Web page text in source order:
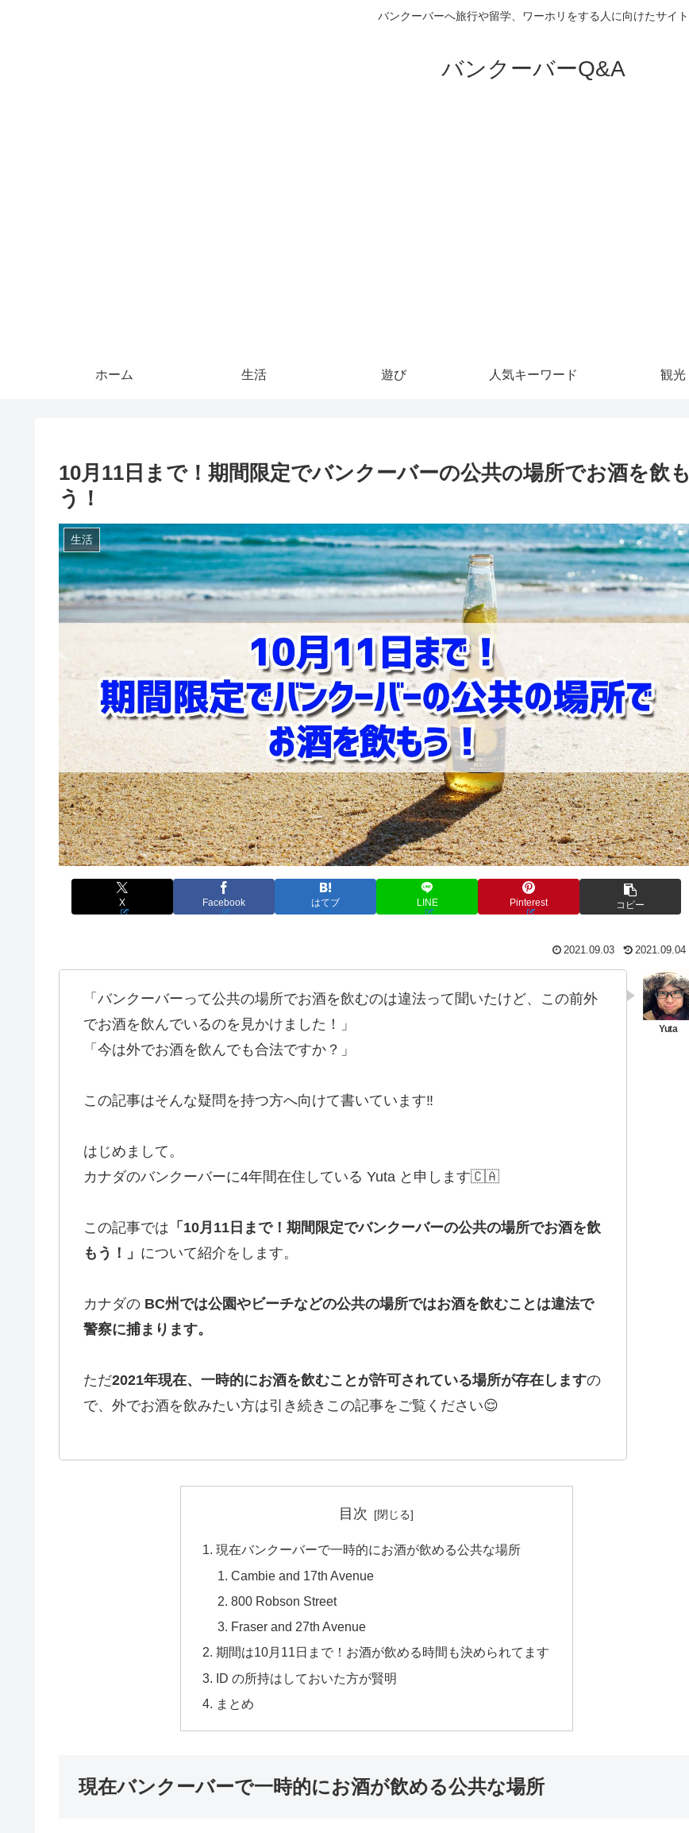
バンクーバーへ旅行や留学、ワーホリをする人に向けたサイト
バンクーバーQ&A
ホーム 生活 遊び 人気キーワード 観光
10月11日まで！期間限定でバンクーバーの公共の場所でお酒を飲も
う！
生活
X Facebook はてブ LINE Pinterest コピー
2021.09.03 2021.09.04
「バンクーバーって公共の場所でお酒を飲むのは違法って聞いたけど、この前外
でお酒を飲んでいるのを見かけました！」
「今は外でお酒を飲んでも合法ですか？」
この記事はそんな疑問を持つ方へ向けて書いています‼️
はじめまして。
カナダのバンクーバーに4年間在住している Yuta と申します🇨🇦
この記事では 「10月11日まで！期間限定でバンクーバーの公共の場所でお酒を飲
もう！」 について紹介をします。
カナダの BC州では公園やビーチなどの公共の場所ではお酒を飲むことは違法で
警察に捕まります。
ただ2021年現在、一時的にお酒を飲むことが許可されている場所が存在しますの
で、外でお酒を飲みたい方は引き続きこの記事をご覧ください😌
目次
現在バンクーバーで一時的にお酒が飲める公共な場所
Cambie and 17th Avenue
800 Robson Street
Fraser and 27th Avenue
期間は10月11日まで！お酒が飲める時間も決められてます
ID の所持はしておいた方が賢明
まとめ
現在バンクーバーで一時的にお酒が飲める公共な場所